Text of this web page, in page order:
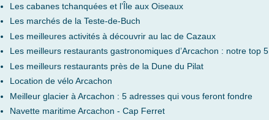
Les cabanes tchanquées et l’Île aux Oiseaux
Les marchés de la Teste-de-Buch
Les meilleures activités à découvrir au lac de Cazaux
Les meilleurs restaurants gastronomiques d’Arcachon : notre top 5
Les meilleurs restaurants près de la Dune du Pilat
Location de vélo Arcachon
Meilleur glacier à Arcachon : 5 adresses qui vous feront fondre
Navette maritime Arcachon - Cap Ferret